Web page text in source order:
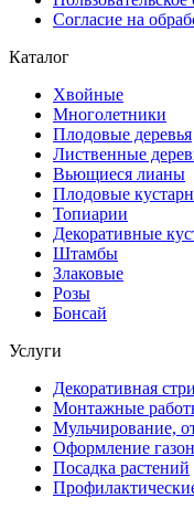
Согласие на
Каталог
Хвойные
Многолетники
Плодовые деревья
Лиственные
Вьющиеся лианы
Плодовые
Топиарии
Декоративные
Штамбы
Злаковые
Розы
Бонсай
Услуги
Декоративная
Монтажные
Мульчирование,
Оформление
Посадка растений